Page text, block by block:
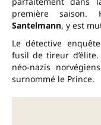
première
Santelmann, y est
Le détective
fusil de tireur
néo-nazis
surnommé le Prince.